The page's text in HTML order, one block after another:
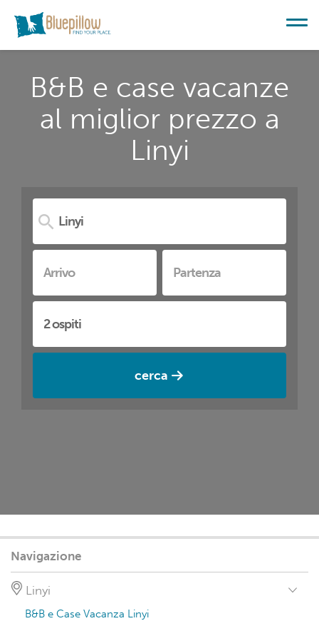
B&B e case vacanze
al miglior prezzo a
Linyi
cerca
Navigazione
Linyi
B&B e Case Vacanza Linyi